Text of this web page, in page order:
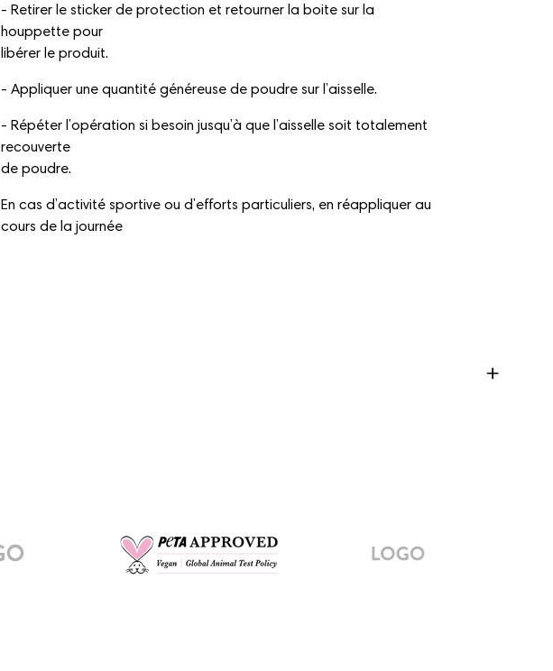
- Retirer le sticker de protection et retourner la boite sur la
houppette pour
libérer le produit.
- Appliquer une quantité généreuse de poudre sur l’aisselle.
- Répéter l’opération si besoin jusqu’à que l’aisselle soit totalement
recouverte
de poudre.
En cas d’activité sportive ou d’efforts particuliers, en réappliquer au
cours de la journée